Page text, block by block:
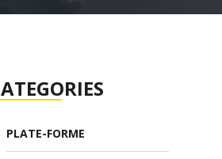
ATEGORIES
PLATE-FORME